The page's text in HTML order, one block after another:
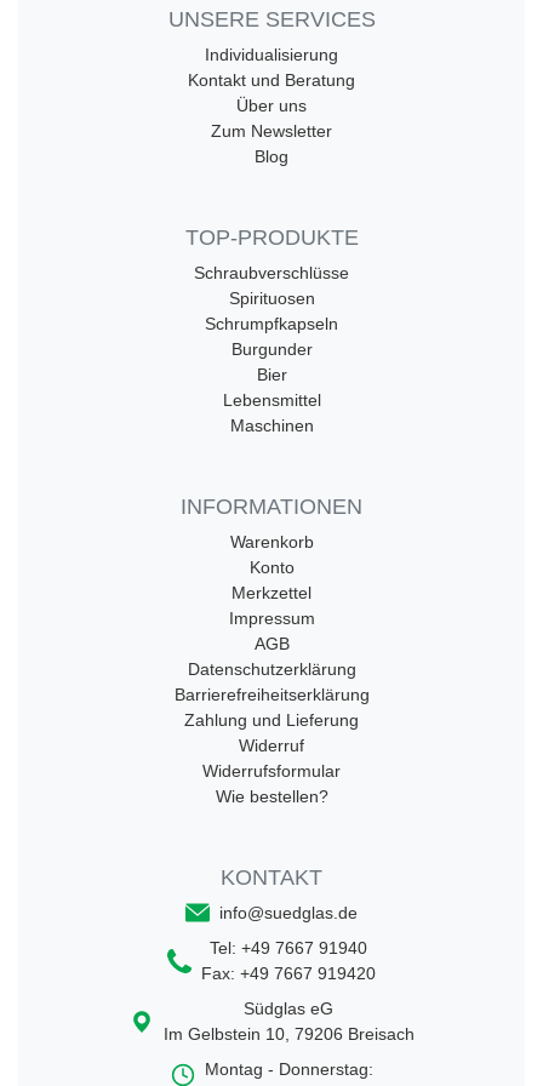
UNSERE SERVICES
Individualisierung
Kontakt und Beratung
Über uns
Zum Newsletter
Blog
TOP-PRODUKTE
Schraubverschlüsse
Spirituosen
Schrumpfkapseln
Burgunder
Bier
Lebensmittel
Maschinen
INFORMATIONEN
Warenkorb
Konto
Merkzettel
Impressum
AGB
Datenschutzerklärung
Barrierefreiheitserklärung
Zahlung und Lieferung
Widerruf
Widerrufsformular
Wie bestellen?
KONTAKT
info@suedglas.de
Tel: +49 7667 91940
Fax: +49 7667 919420
Südglas eG
Im Gelbstein 10, 79206 Breisach
Montag - Donnerstag: